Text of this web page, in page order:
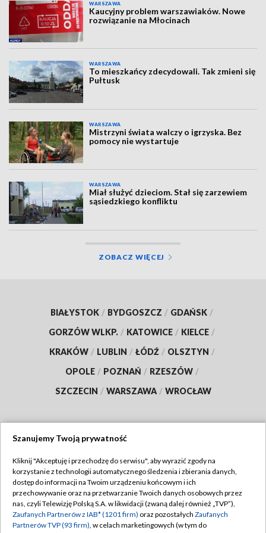
WARSZAWA
Kaucyjny problem warszawiaków. Nowe
rozwiązanie na Młocinach
WARSZAWA
To mieszkańcy zdecydowali. Tak zmieni się
Pułtusk
WARSZAWA
Mistrzyni świata walczy o igrzyska. Bez
pomocy nie wystartuje
WARSZAWA
Miał służyć dzieciom. Stał się zarzewiem
sąsiedzkiego konfliktu
ZOBACZ WIĘCEJ
BIAŁYSTOK / BYDGOSZCZ / GDAŃSK /
GORZÓW WLKP. / KATOWICE / KIELCE /
KRAKÓW / LUBLIN / ŁÓDŹ / OLSZTYN /
OPOLE / POZNAŃ / RZESZÓW /
SZCZECIN / WARSZAWA / WROCŁAW
TVP
Abonament TVP
Emisja w TVP
Regulamin TVP
Polityka prywatności
Szanujemy Twoją prywatność
Kliknij "Akceptuję i przechodzę do serwisu", aby wyrazić zgody na
korzystanie z technologii automatycznego śledzenia i zbierania danych,
dostęp do informacji na Twoim urządzeniu końcowym i ich
przechowywanie oraz na przetwarzanie Twoich danych osobowych przez
nas, czyli Telewizję Polską S.A. w likwidacji (zwaną dalej również „TVP”),
Zaufanych Partnerów z IAB* (1201 firm) oraz pozostałych Zaufanych
Partnerów TVP (93 firm), w celach marketingowych (w tym do